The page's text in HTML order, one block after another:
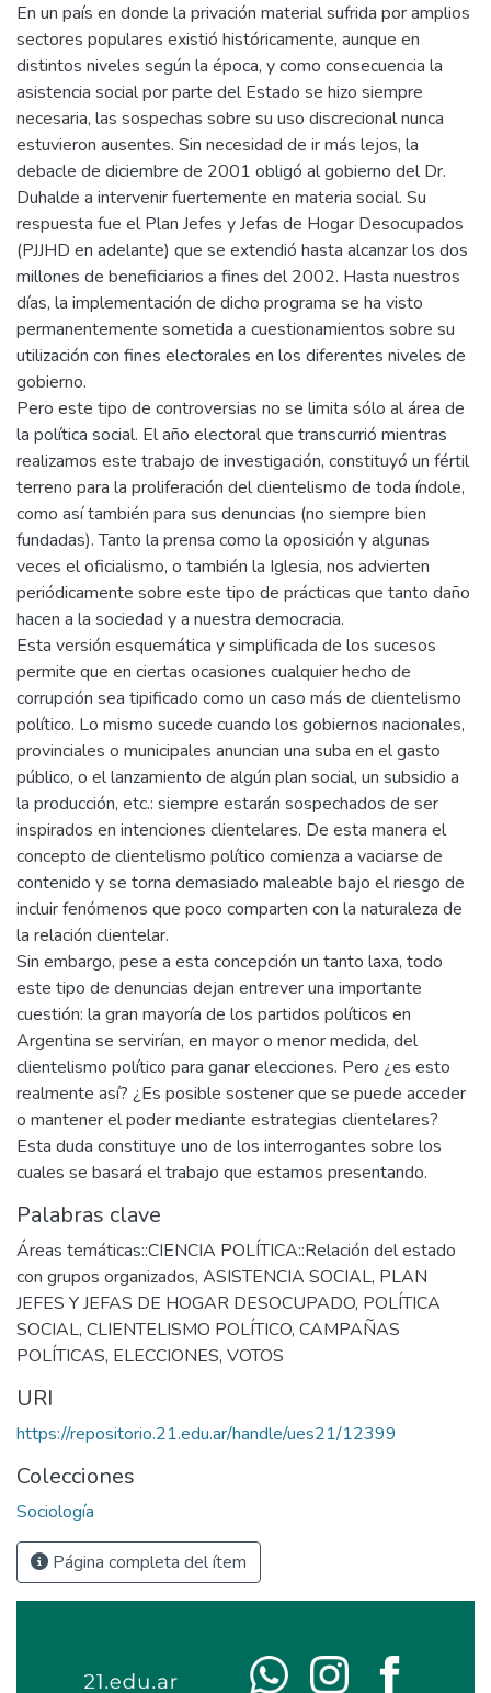
En un país en donde la privación material sufrida por amplios
sectores populares existió históricamente, aunque en
distintos niveles según la época, y como consecuencia la
asistencia social por parte del Estado se hizo siempre
necesaria, las sospechas sobre su uso discrecional nunca
estuvieron ausentes. Sin necesidad de ir más lejos, la
debacle de diciembre de 2001 obligó al gobierno del Dr.
Duhalde a intervenir fuertemente en materia social. Su
respuesta fue el Plan Jefes y Jefas de Hogar Desocupados
(PJJHD en adelante) que se extendió hasta alcanzar los dos
millones de beneficiarios a fines del 2002. Hasta nuestros
días, la implementación de dicho programa se ha visto
permanentemente sometida a cuestionamientos sobre su
utilización con fines electorales en los diferentes niveles de
gobierno.
Pero este tipo de controversias no se limita sólo al área de
la política social. El año electoral que transcurrió mientras
realizamos este trabajo de investigación, constituyó un fértil
terreno para la proliferación del clientelismo de toda índole,
como así también para sus denuncias (no siempre bien
fundadas). Tanto la prensa como la oposición y algunas
veces el oficialismo, o también la Iglesia, nos advierten
periódicamente sobre este tipo de prácticas que tanto daño
hacen a la sociedad y a nuestra democracia.
Esta versión esquemática y simplificada de los sucesos
permite que en ciertas ocasiones cualquier hecho de
corrupción sea tipificado como un caso más de clientelismo
político. Lo mismo sucede cuando los gobiernos nacionales,
provinciales o municipales anuncian una suba en el gasto
público, o el lanzamiento de algún plan social, un subsidio a
la producción, etc.: siempre estarán sospechados de ser
inspirados en intenciones clientelares. De esta manera el
concepto de clientelismo político comienza a vaciarse de
contenido y se torna demasiado maleable bajo el riesgo de
incluir fenómenos que poco comparten con la naturaleza de
la relación clientelar.
Sin embargo, pese a esta concepción un tanto laxa, todo
este tipo de denuncias dejan entrever una importante
cuestión: la gran mayoría de los partidos políticos en
Argentina se servirían, en mayor o menor medida, del
clientelismo político para ganar elecciones. Pero ¿es esto
realmente así? ¿Es posible sostener que se puede acceder
o mantener el poder mediante estrategias clientelares?
Esta duda constituye uno de los interrogantes sobre los
cuales se basará el trabajo que estamos presentando.
Palabras clave
Áreas temáticas::CIENCIA POLÍTICA::Relación del estado
con grupos organizados, ASISTENCIA SOCIAL, PLAN
JEFES Y JEFAS DE HOGAR DESOCUPADO, POLÍTICA
SOCIAL, CLIENTELISMO POLÍTICO, CAMPAÑAS
POLÍTICAS, ELECCIONES, VOTOS
URI
https://repositorio.21.edu.ar/handle/ues21/12399
Colecciones
Sociología
Página completa del ítem